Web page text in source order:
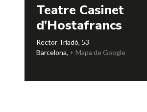
Teatre Casinet
d’Hostafrancs
Rector Triadó, 53
Barcelona, + Mapa de Google